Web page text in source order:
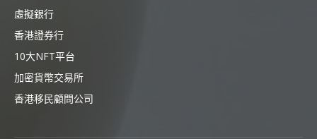
虛擬銀行
香港證券行
10大NFT平台
加密貨幣交易所
香港移民顧問公司